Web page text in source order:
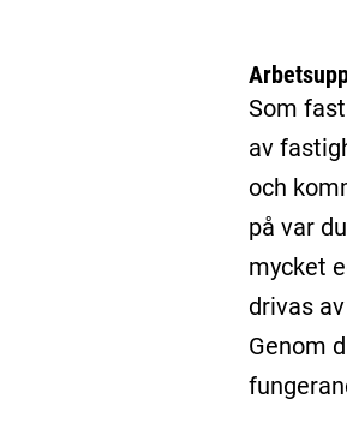
Som
av
och
på var
mycket
drivas
Genom